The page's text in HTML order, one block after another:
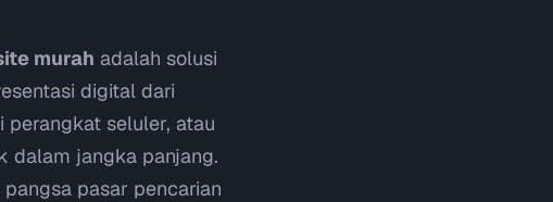
murah adalah solusi
digital dari
seluler, atau
dalam jangka panjang.
pasar pencarian